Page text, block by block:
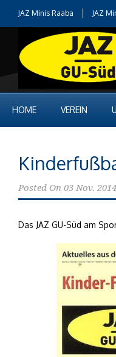
JAZ Minis Raaba JAZ
HOME VEREIN
Posted On 03 Nov. 2014
Das JAZ GU-Süd am